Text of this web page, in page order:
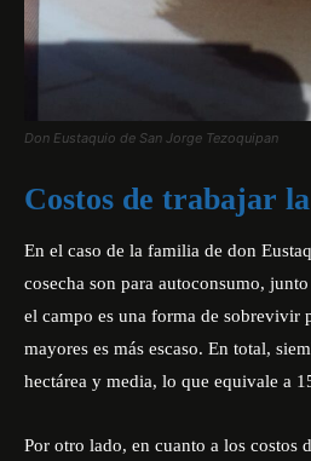
Don Eustaquio de San Jorge Tezoquipan
Costos de trabajar
En el caso de la familia de don
cosecha son para autoconsumo,
el campo es una forma de sobrevivir
mayores es más escaso. En total,
hectárea y media, lo que equivale a
Por otro lado, en cuanto a los costos